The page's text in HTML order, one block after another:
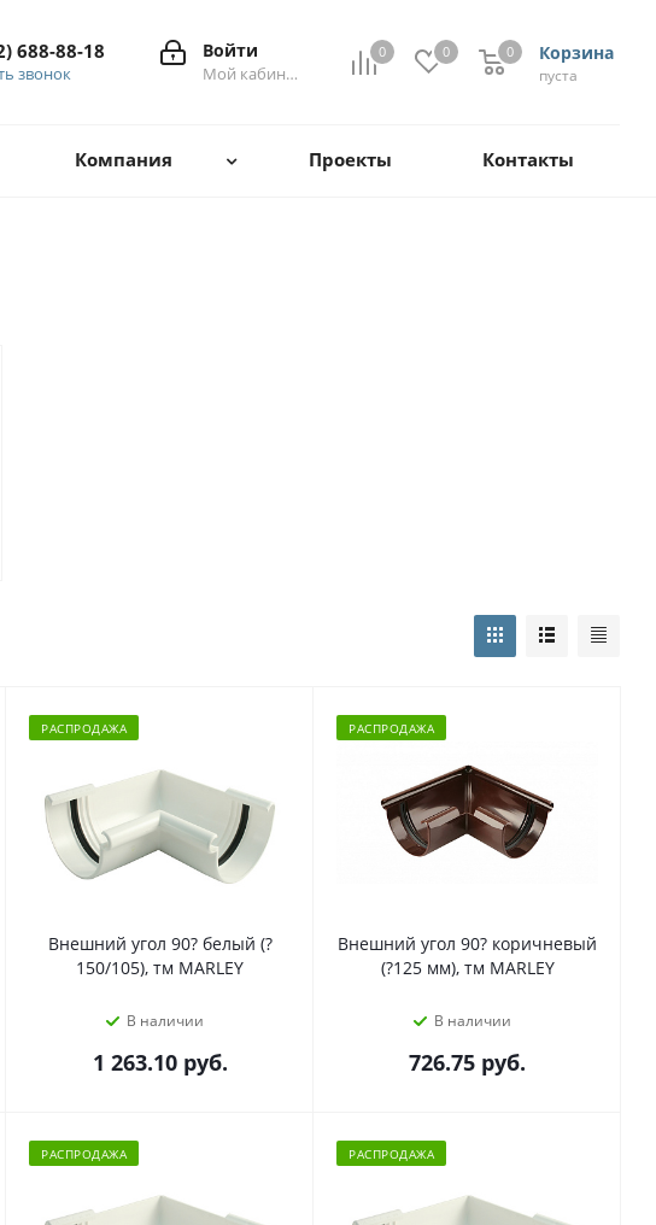
0 0 Корзина
0
пуста
0
Войти
Мой кабинет
688-88-18
звонок
Компания Проекты Контакты
РАСПРОДАЖА
Внешний угол 90? белый (?
150/105), тм MARLEY
В наличии
1 263.10руб.
РАСПРОДАЖА
Внешний угол 90? коричневый
(?125 мм), тм MARLEY
В наличии
726.75 руб.
РАСПРОДАЖА РАСПРОДАЖА